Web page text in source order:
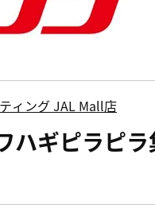
ィング JAL Mall店
ハギピラピラ